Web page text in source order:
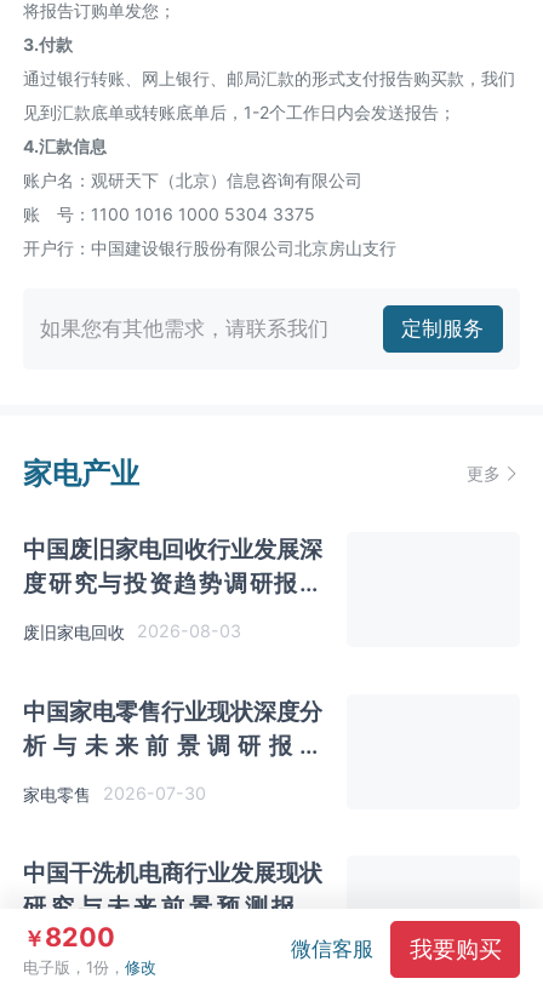
将报告订购单发您；
3.付款
通过银行转账、网上银行、邮局汇款的形式支付报告购买款，我们
见到汇款底单或转账底单后，1-2个工作日内会发送报告；
4.汇款信息
账户名：观研天下（北京）信息咨询有限公司
账 号：1100 1016 1000 5304 3375
开户行：中国建设银行股份有限公司北京房山支行
如果您有其他需求，请联系我们 定制服务
家电产业 更多
中国废旧家电回收行业发展深
度研究与投资趋势调研报告
废旧家电回收 2026-08-03
中国家电零售行业现状深度分
析与未来前景调研报告
家电零售 2026-07-30
中国干洗机电商行业发展现状
研究与未来前景预测报告
（2026-2033年）
干洗机电商 2026-07-30
￥8200
电子版，1份，修改
微信客服 我要购买